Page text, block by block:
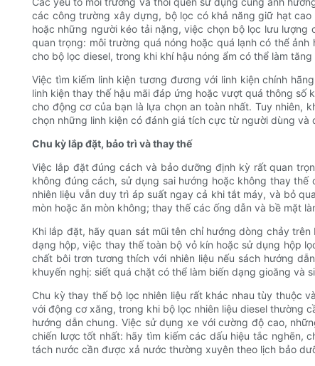
các công trường xây dựng, bộ lọc có khả năng giữ hạt
hoặc những người kéo tải nặng, việc chọn bộ lọc lưu
quan trọng: môi trường quá nóng hoặc quá lạnh có thể
cho bộ lọc diesel, trong khi khí hậu nóng ẩm có thể làm
Việc tìm kiếm linh kiện tương đương với linh kiện chính
linh kiện thay thế hậu mãi đáp ứng hoặc vượt quá thông số
cho động cơ của bạn là lựa chọn an toàn nhất. Tuy nhiên,
chọn những linh kiện có đánh giá tích cực từ người dùng và
Chu kỳ lắp đặt, bảo trì và thay thế
Việc lắp đặt đúng cách và bảo dưỡng định kỳ rất quan
không đúng cách, sử dụng sai hướng hoặc không thay
nhiên liệu vẫn duy trì áp suất ngay cả khi tắt máy, và bỏ
mòn hoặc ăn mòn không; thay thế các ống dẫn và bề mặt
Khi lắp đặt, hãy quan sát mũi tên chỉ hướng dòng chảy
dạng hộp, việc thay thế toàn bộ vỏ kín hoặc sử dụng hộp
chất bôi trơn tương thích với nhiên liệu nếu sách hướng
khuyến nghị: siết quá chặt có thể làm biến dạng gioăng và
Chu kỳ thay thế bộ lọc nhiên liệu rất khác nhau tùy thuộc
với động cơ xăng, trong khi bộ lọc nhiên liệu diesel thường
hướng dẫn chung. Việc sử dụng xe với cường độ cao,
chiến lược tốt nhất: hãy tìm kiếm các dấu hiệu tắc nghẽn,
tách nước cần được xả nước thường xuyên theo lịch bảo